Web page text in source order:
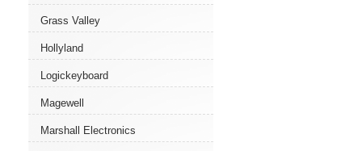
Grass Valley
Hollyland
Logickeyboard
Magewell
Marshall Electronics